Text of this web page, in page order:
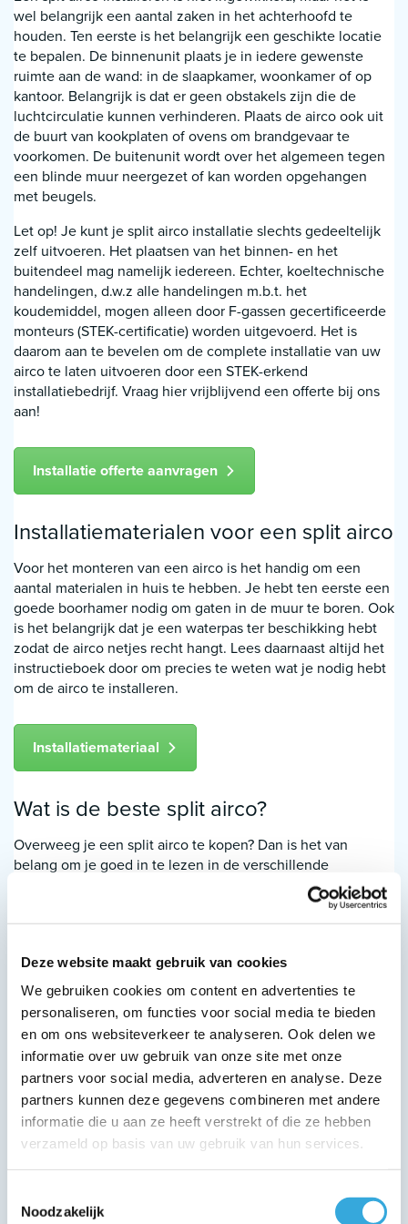
Deze website maakt gebruik van cookies
We gebruiken cookies om content en advertenties te
personaliseren, om functies voor social media te bieden
en om ons websiteverkeer te analyseren. Ook delen we
informatie over uw gebruik van onze site met onze
partners voor social media, adverteren en analyse. Deze
partners kunnen deze gegevens combineren met andere
informatie die u aan ze heeft verstrekt of die ze hebben
verzameld op basis van uw gebruik van hun services.
Noodzakelijk
wel belangrijk een aantal zaken in het achterhoofd te
houden. Ten eerste is het belangrijk een geschikte locatie
te bepalen. De binnenunit plaats je in iedere gewenste
ruimte aan de wand: in de slaapkamer, woonkamer of op
kantoor. Belangrijk is dat er geen obstakels zijn die de
luchtcirculatie kunnen verhinderen. Plaats de airco ook uit
de buurt van kookplaten of ovens om brandgevaar te
voorkomen. De buitenunit wordt over het algemeen tegen
een blinde muur neergezet of kan worden opgehangen
met beugels.
Let op! Je kunt je split airco installatie slechts gedeeltelijk
zelf uitvoeren. Het plaatsen van het binnen- en het
buitendeel mag namelijk iedereen. Echter, koeltechnische
handelingen, d.w.z alle handelingen m.b.t. het
koudemiddel, mogen alleen door F-gassen gecertificeerde
monteurs (STEK-certificatie) worden uitgevoerd. Het is
daarom aan te bevelen om de complete installatie van uw
airco te laten uitvoeren door een STEK-erkend
installatiebedrijf. Vraag hier vrijblijvend een offerte bij ons
aan!
Installatie offerte aanvragen
Installatiematerialen voor een split airco
Voor het monteren van een airco is het handig om een
aantal materialen in huis te hebben. Je hebt ten eerste een
goede boorhamer nodig om gaten in de muur te boren. Ook
is het belangrijk dat je een waterpas ter beschikking hebt
zodat de airco netjes recht hangt. Lees daarnaast altijd het
instructieboek door om precies te weten wat je nodig hebt
om de airco te installeren.
Installatiemateriaal
Wat is de beste split airco?
Overweeg je een split airco te kopen? Dan is het van
belang om je goed in te lezen in de verschillende
mogelijkheden en functies. De beste split airco werkt
zuinig, stil en zorgt voor optimale klimaatbeheersing in huis
of op kantoor. Alle airco’s zijn voorzien van een
is. Ook is het van belang dat de capaciteit toereikend is om
de desbetreffende ruimtes voldoende te verkoelen of
verwarmen. AircoGarant is trots leverancier van maar liefst
4 A-merken. De split unit airco's van Sendo, Panasonic,
Haier en Gree. Deze merken staan bekend om de hoge
kwaliteit en stille werking, waardoor je zonder
geluidsoverlast de temperatuur in een ruimte kunt regelen.
Zelfdiagnose en zelfcontrole met een Sendo
Met uiteenlopende capaciteit tussen 2,5 kW en 7 kW kun je
altijd de Sendo airco met het juiste vermogen vinden voor
jouw te koelen ruimte. De Sendo binnen-units zijn uitgerust